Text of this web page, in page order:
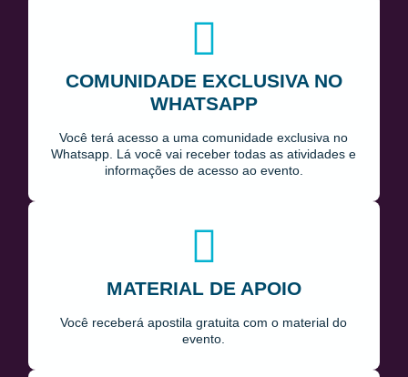
COMUNIDADE EXCLUSIVA NO
WHATSAPP
Você terá acesso a uma comunidade exclusiva no
Whatsapp. Lá você vai receber todas as atividades e
informações de acesso ao evento.
MATERIAL DE APOIO
Você receberá apostila gratuita com o material do
evento.